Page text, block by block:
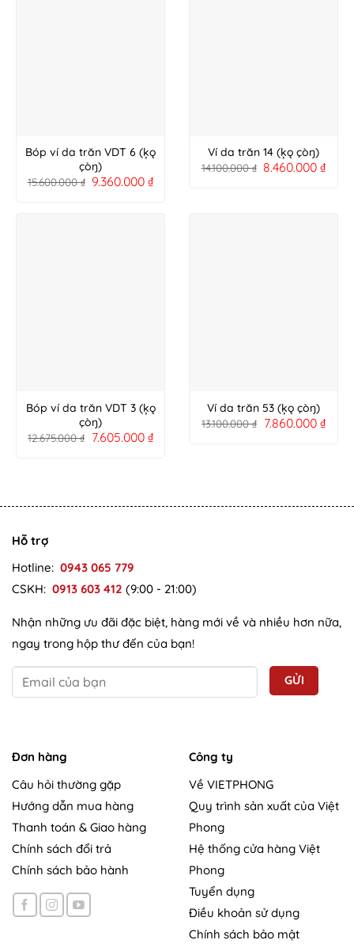
Bóp ví da trăn VDT 6 (ķǫ
çòŋ)
15.600.000₫ 9.360.000₫
Ví da trăn 14 (ķǫ çòŋ)
14.100.000₫ 8.460.000₫
Bóp ví da trăn VDT 3 (ķǫ
çòŋ)
12.675.000₫ 7.605.000 ₫
Ví da trăn 53 (ķǫ çòŋ)
13.100.000₫ 7.860.000 ₫
Hỗ trợ
Hotline: 0943 065 779
CSKH: 0913 603 412 (9:00 - 21:00)
Nhận những ưu đãi đặc biệt, hàng mới về và nhiều hơn nữa,
ngay trong hộp thư đến của bạn!
Đơn hàng
Câu hỏi thường gặp
Hướng dẫn mua hàng
Thanh toán & Giao hàng
Chính sách đổi trả
Chính sách bảo hành
Công ty
Về VIETPHONG
Quy trình sản xuất của Việt
Phong
Hệ thống cửa hàng Việt
Phong
Tuyển dụng
Điều khoản sử dụng
Chính sách bảo mật